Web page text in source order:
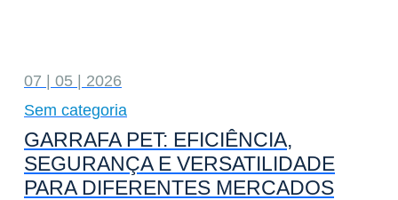
07 | 05 | 2026
Sem categoria
GARRAFA PET: EFICIÊNCIA,
SEGURANÇA E VERSATILIDADE
PARA DIFERENTES MERCADOS